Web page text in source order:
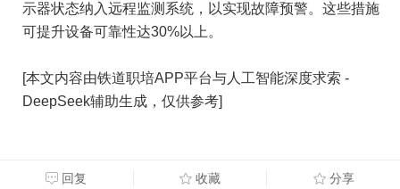
示器状态纳入远程监测系统，以实现故障预警。这些措施
可提升设备可靠性达30%以上。
[本文内容由铁道职培APP平台与人工智能深度求索 -
DeepSeek辅助生成，仅供参考]
回复 收藏 分享